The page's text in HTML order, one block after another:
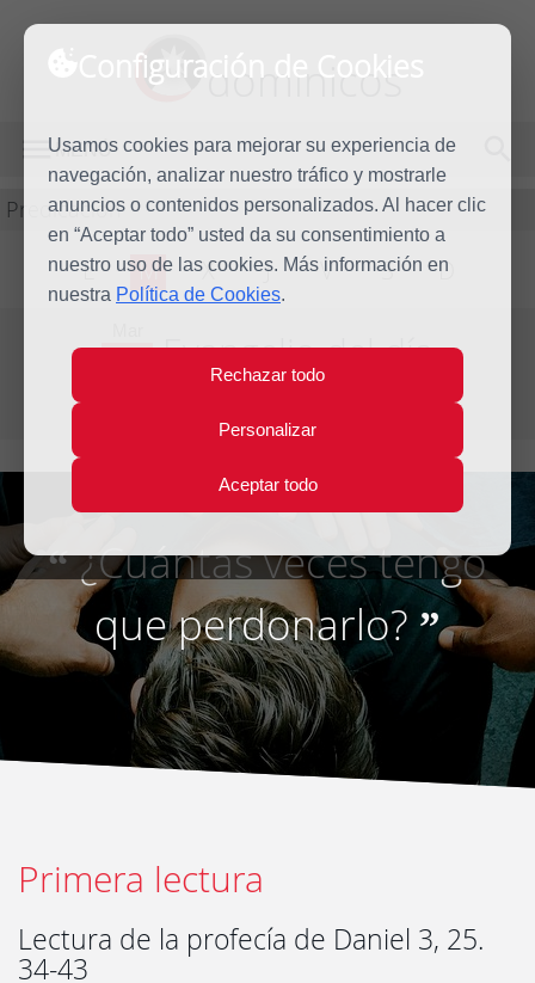
Configuración de Cookies
Usamos cookies para mejorar su experiencia de
navegación, analizar nuestro tráfico y mostrarle
anuncios o contenidos personalizados. Al hacer clic
en “Aceptar todo” usted da su consentimiento a
nuestro uso de las cookies. Más información en
nuestra Política de Cookies.
Rechazar todo
Personalizar
Aceptar todo
dominicos
MENÚ
Predicación
L M X J V S D
5 Evangelio del día
“¿Cuántas veces tengo
que perdonarlo? ”
Primera lectura
Lectura de la profecía de Daniel 3, 25.
34-43